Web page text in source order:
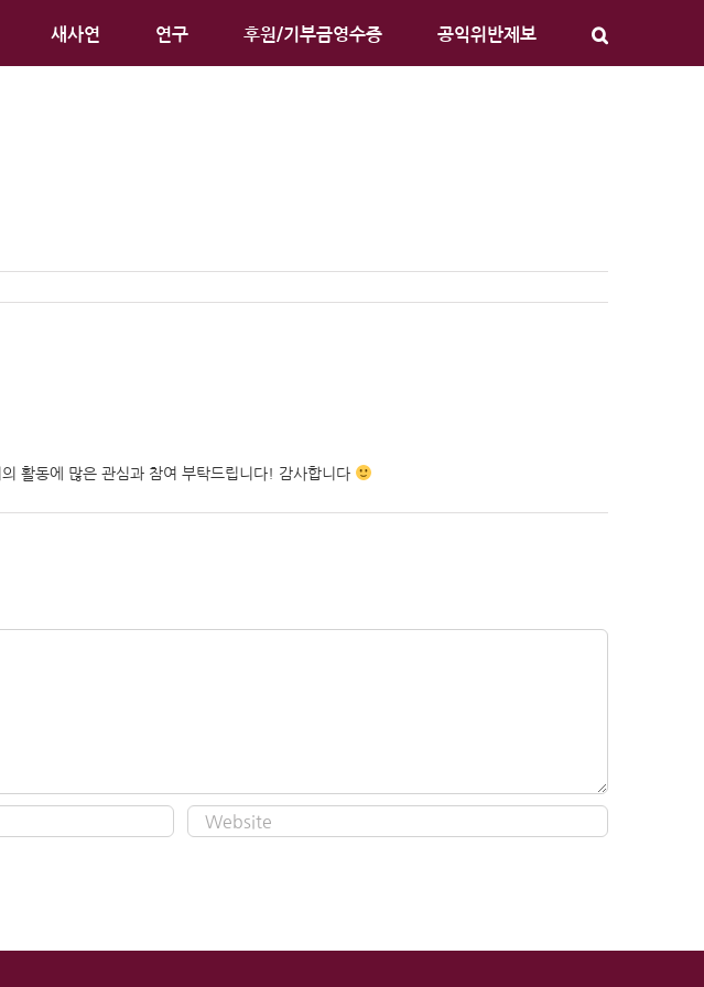
새사연 연구 후원/기부금영수증 공익위반제보
활동에 많은 관심과 참여 부탁드립니다! 감사합니다